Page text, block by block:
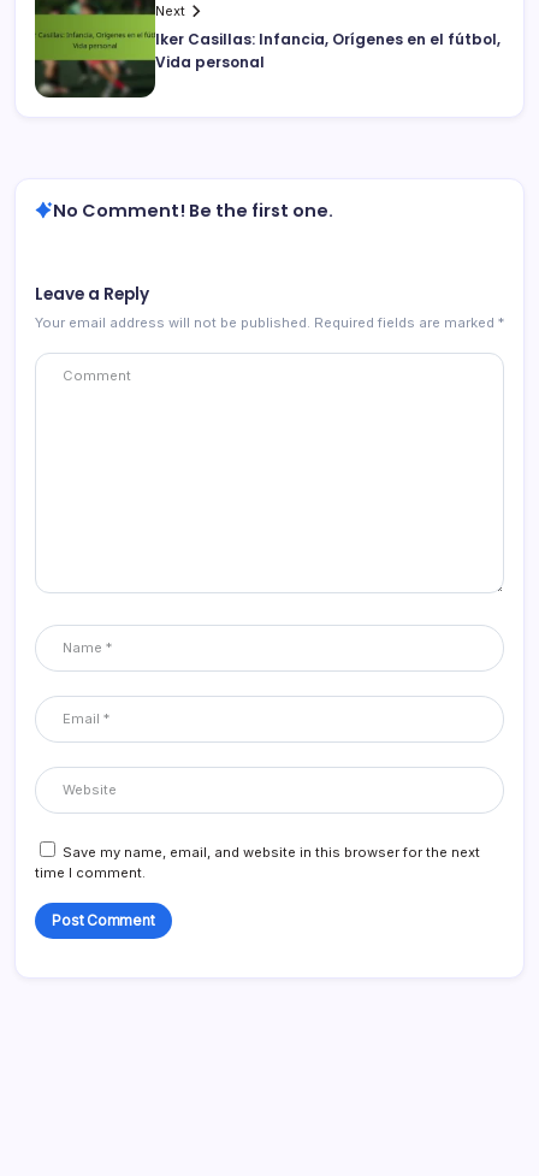
Next
Iker Casillas: Infancia, Orígenes en el fútbol,
Vida personal
No Comment! Be the first one.
Leave a Reply
Your email address will not be published. Required fields are marked *
Save my name, email, and website in this browser for the next
time I comment.